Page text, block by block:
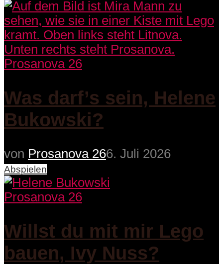
Prosanova 26
Was darf’s sein, Helene
Bukowski?
von Prosanova 266. Juli 2026
Abspielen
Prosanova 26
Willst du mit mir Lego
bauen, Ivy Nuss?